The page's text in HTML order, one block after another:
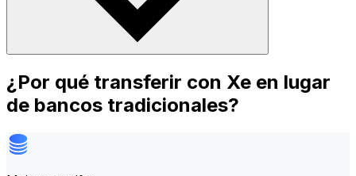
¿Por qué transferir con Xe en lugar
de bancos tradicionales?